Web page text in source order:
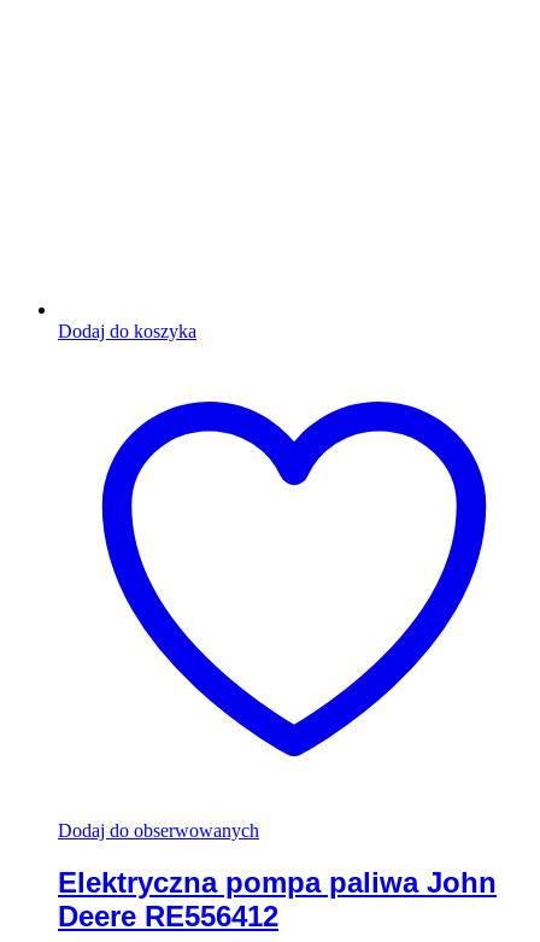
Dodaj do koszyka
Dodaj do obserwowanych
Elektryczna pompa paliwa John
Deere RE556412